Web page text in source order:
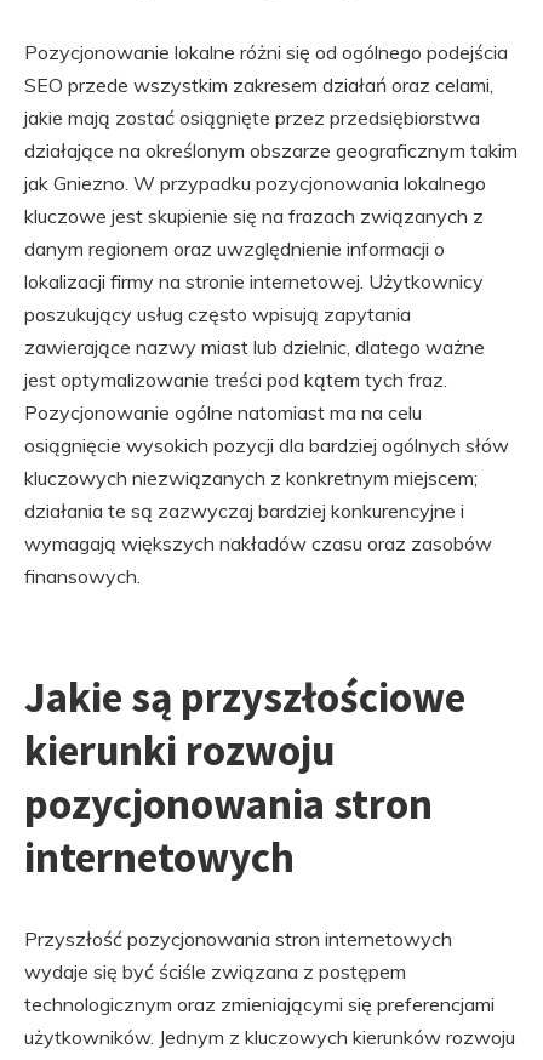
Pozycjonowanie lokalne różni się od ogólnego podejścia
SEO przede wszystkim zakresem działań oraz celami,
jakie mają zostać osiągnięte przez przedsiębiorstwa
działające na określonym obszarze geograficznym takim
jak Gniezno. W przypadku pozycjonowania lokalnego
kluczowe jest skupienie się na frazach związanych z
danym regionem oraz uwzględnienie informacji o
lokalizacji firmy na stronie internetowej. Użytkownicy
poszukujący usług często wpisują zapytania
zawierające nazwy miast lub dzielnic, dlatego ważne
jest optymalizowanie treści pod kątem tych fraz.
Pozycjonowanie ogólne natomiast ma na celu
osiągnięcie wysokich pozycji dla bardziej ogólnych słów
kluczowych niezwiązanych z konkretnym miejscem;
działania te są zazwyczaj bardziej konkurencyjne i
wymagają większych nakładów czasu oraz zasobów
finansowych.
Jakie są przyszłościowe
kierunki rozwoju
pozycjonowania stron
internetowych
Przyszłość pozycjonowania stron internetowych
wydaje się być ściśle związana z postępem
technologicznym oraz zmieniającymi się preferencjami
użytkowników. Jednym z kluczowych kierunków rozwoju